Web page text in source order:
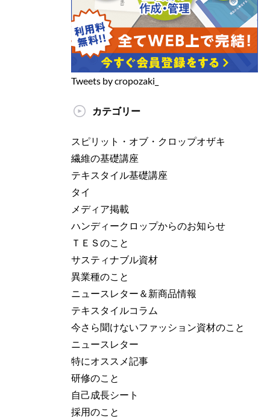
Tweets by cropozaki_
カテゴリー
スピリット・オブ・クロップオザキ
繊維の基礎講座
テキスタイル基礎講座
タイ
メディア掲載
ハンディークロップからのお知らせ
ＴＥＳのこと
サスティナブル資材
異業種のこと
ニュースレター＆新商品情報
テキスタイルコラム
今さら聞けないファッション資材のこと
ニュースレター
特にオススメ記事
研修のこと
自己成長シート
採用のこと